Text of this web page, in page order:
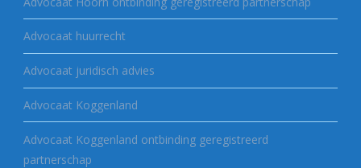
Advocaat huurrecht
Advocaat juridisch advies
Advocaat Koggenland
Advocaat Koggenland ontbinding geregistreerd
partnerschap